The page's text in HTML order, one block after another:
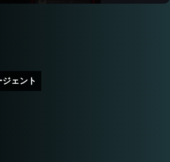
ェント